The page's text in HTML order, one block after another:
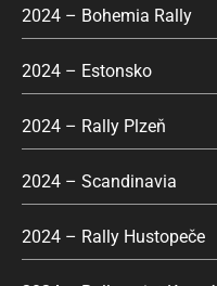
2024 – Bohemia Rally
2024 – Estonsko
2024 – Rally Plzeň
2024 – Scandinavia
2024 – Rally Hustopeče